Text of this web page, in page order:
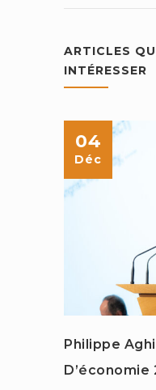
ARTICLES
INTÉRESSER
04
Déc
Philippe
D’économie